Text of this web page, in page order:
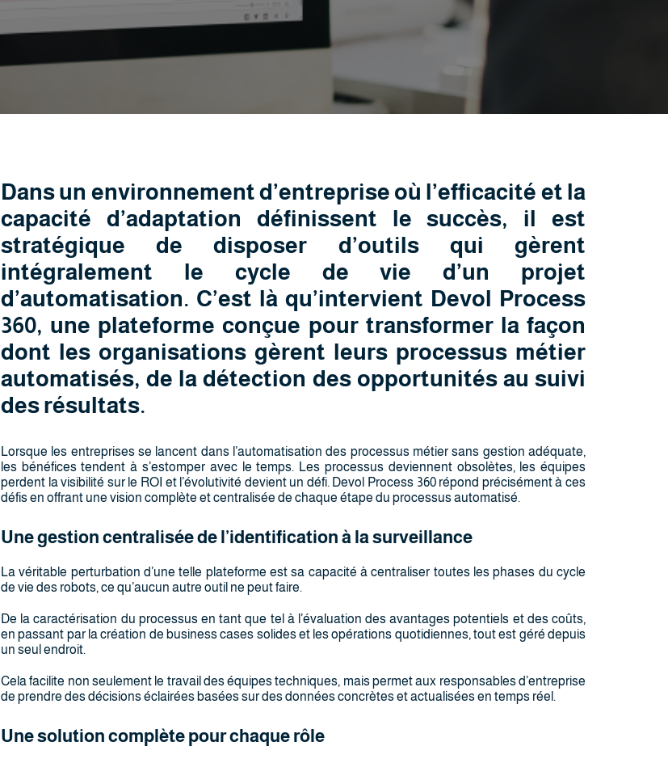
Dans un environnement d’entreprise où l’efficacité et la
capacité d’adaptation définissent le succès, il est
stratégique de disposer d’outils qui gèrent
intégralement le cycle de vie d’un projet
d’automatisation. C’est là qu’intervient Devol Process
360, une plateforme conçue pour transformer la façon
dont les organisations gèrent leurs processus métier
automatisés, de la détection des opportunités au suivi
des résultats.
Lorsque les entreprises se lancent dans l’automatisation des processus métier sans gestion adéquate,
les bénéfices tendent à s’estomper avec le temps. Les processus deviennent obsolètes, les équipes
perdent la visibilité sur le ROI et l’évolutivité devient un défi. Devol Process 360 répond précisément à ces
défis en offrant une vision complète et centralisée de chaque étape du processus automatisé.
Une gestion centralisée de l’identification à la surveillance
La véritable perturbation d’une telle plateforme est sa capacité à centraliser toutes les phases du cycle
de vie des robots, ce qu’aucun autre outil ne peut faire.
De la caractérisation du processus en tant que tel à l’évaluation des avantages potentiels et des coûts,
en passant par la création de business cases solides et les opérations quotidiennes, tout est géré depuis
un seul endroit.
Cela facilite non seulement le travail des équipes techniques, mais permet aux responsables d’entreprise
de prendre des décisions éclairées basées sur des données concrètes et actualisées en temps réel.
Une solution complète pour chaque rôle